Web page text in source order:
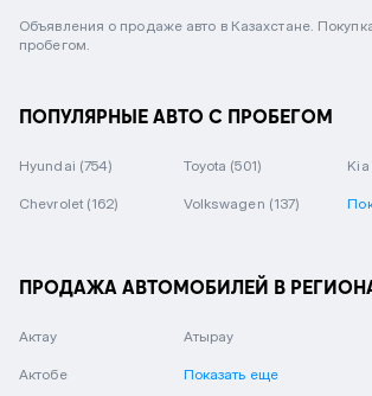
Объявления о продаже авто в Казахстане.
пробегом.
ПОПУЛЯРНЫЕ АВТО С ПРОБЕГОМ
Hyundai (754) Toyota (501) Kia
Chevrolet (162) Volkswagen (137)
ПРОДАЖА АВТОМОБИЛЕЙ В
Актау
Актобе
Атырау
Показать еще